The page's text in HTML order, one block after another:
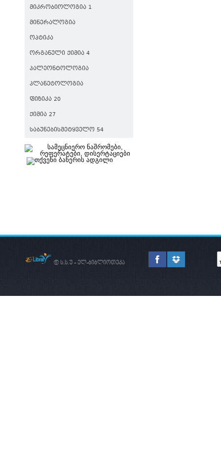
ᲛᲘᲙᲠᲝᲑᲘᲝᲚᲝᲒᲘᲐ 1
ᲛᲘᲜᲔᲠᲐᲚᲝᲒᲘᲐ
ᲝᲞᲢᲘᲙᲐ
ᲝᲠᲒᲐᲜᲣᲚᲘ ᲥᲘᲛᲘᲐ 4
ᲞᲐᲚᲔᲝᲜᲢᲝᲚᲝᲒᲘᲐ
ᲞᲚᲐᲜᲔᲢᲝᲚᲝᲒᲘᲐ
ᲤᲘᲖᲘᲙᲐ 20
ᲥᲘᲛᲘᲐ 27
ᲡᲐᲑᲣᲜᲔᲑᲘᲡᲛᲔᲢᲧᲕᲔᲚᲝ 54
© ს.ს.უ - ელ-ბიბლიოთეკა